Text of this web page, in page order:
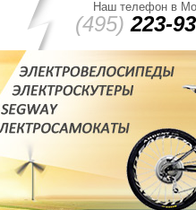
Наш телефон в
(495) 223-